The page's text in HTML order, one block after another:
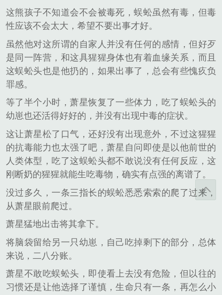
这熊孩子不知道会不会被毒死，蜈蚣虽然有毒，但毒
性应该不会太大，希望不要出事才好。
虽然他对这所谓的自家人并没有任何的感情，但好歹
是同一阵营，和这具猩猩身体也有着血缘关系，而且
这蜈蚣头也是他扔的，如果出事了，总会有些愧疚负
罪感。
等了半个小时，萧星恢复了一些体力，吃了蜈蚣头的
幼崽也还活得好好的，并没有出现中毒的症状。
这让萧星松了口气，还好没有出现意外，不过这猩猩
的抗毒能力也太强了吧，萧星自问即使是以他前世的
人类体型，吃了这蜈蚣头都不敢说没有任何反应，这
刚断奶的猩猩就能生吃毒物，确实有点强的离谱了。
没过多久，一条三指长的蜈蚣悉悉索索的爬了过来，
从萧星眼前爬过。
萧星猛地出击将其拿下。
将脑袋留给另一只幼崽，自己吃掉剩下的部分，总体
来说，二八分账。
萧星不敢吃蜈蚣头，即使看上去没有危险，但以往的
习惯还是让他选择了谨慎，生命只有一条，再怎么小